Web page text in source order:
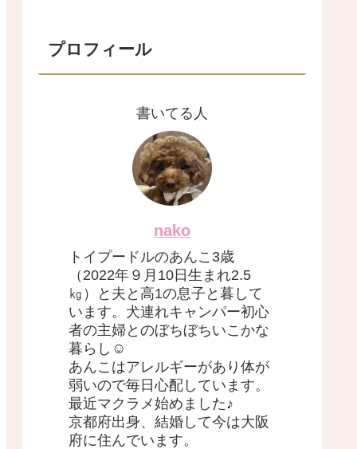
プロフィール
書いてる人
nako
トイプードルのあんこ3歳
（2022年９月10日生まれ2.5
㎏）と夫と高1の息子と暮して
います。犬連れキャンパー初心
者の主婦とのぼちぼちいこかな
暮らし☺︎
あんこはアレルギーがあり体が
弱いので毎日心配しています。
最近マクラメ始めました♪
京都府出身、結婚して今は大阪
府に住んでいます。